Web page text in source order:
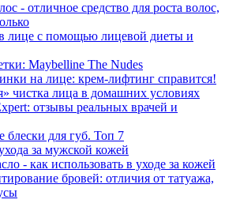
- отличное средство для роста волос,
лице с помощью лицевой диеты и
Maybelline The Nudes
на лице: крем-лифтинг справится!
чистка лица в домашних условиях
отзывы реальных врачей и
для губ. Топ 7
за мужской кожей
- как использовать в уходе за кожей
бровей: отличия от татуажа,